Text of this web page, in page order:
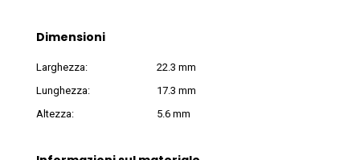
Dimensioni
Larghezza:
22.3 mm
Lunghezza:
17.3 mm
Altezza:
5.6 mm